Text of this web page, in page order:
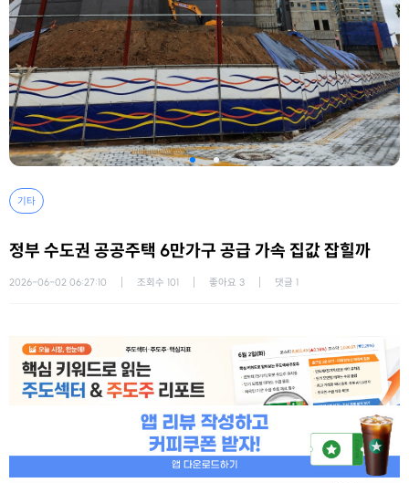
기타
정부 수도권 공공주택 6만가구 공급 가속 집값 잡힐까
2026-06-02 06:27:10 조회수 101 좋아요 3 댓글 1